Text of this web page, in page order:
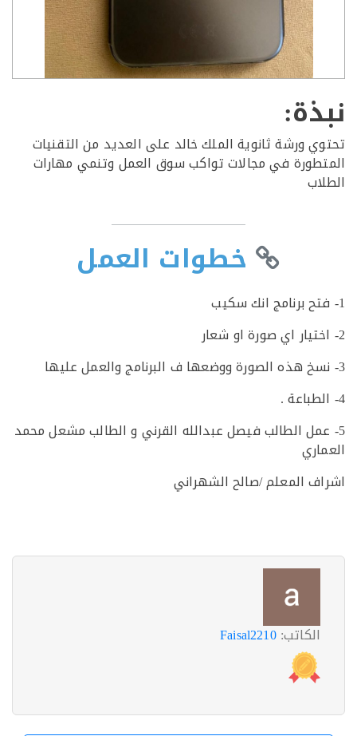
ورشة ثانوية الملك خالد على العديد من التقنيات
في مجالات تواكب سوق العمل وتنمي مهارات
خطوات العمل
الطالب فيصل عبدالله القرني و الطالب مشعل محمد
المعلم /صالح الشهراني
الكاتب:Faisal2210